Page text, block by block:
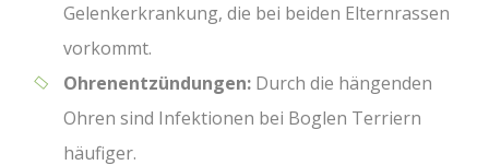
Gelenkerkrankung, die bei beiden Elternrassen
vorkommt.
Ohrenentzündungen: Durch die hängenden
Ohren sind Infektionen bei Boglen Terriern
häufiger.